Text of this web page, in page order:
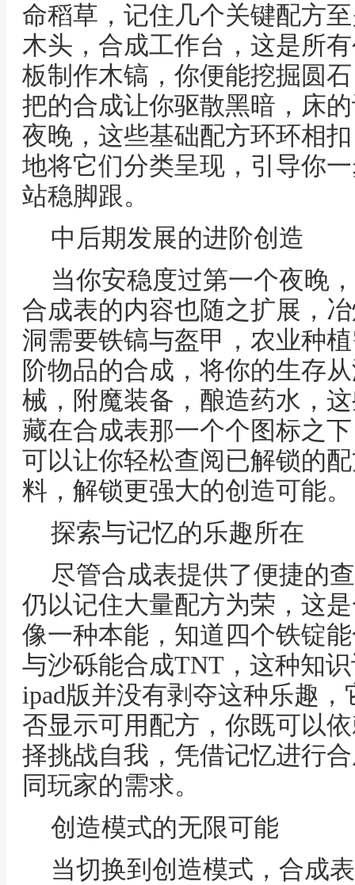
命稻草，记住几个关键配方
木头，合成工作台，这是所
板制作木镐，你便能挖掘圆
把的合成让你驱散黑暗，床
夜晚，这些基础配方环环相
地将它们分类呈现，引导你
站稳脚跟。
中后期发展的进阶创造
当你安稳度过第一个夜晚
合成表的内容也随之扩展，
洞需要铁镐与盔甲，农业种
阶物品的合成，将你的生存
械，附魔装备，酿造药水，
藏在合成表那一个个图标之
可以让你轻松查阅已解锁的
料，解锁更强大的创造可能。
探索与记忆的乐趣所在
尽管合成表提供了便捷的
仍以记住大量配方为荣，这
像一种本能，知道四个铁锭
与沙砾能合成TNT，这种知
ipad版并没有剥夺这种乐趣
否显示可用配方，你既可以
择挑战自我，凭借记忆进行
同玩家的需求。
创造模式的无限可能
当切换到创造模式，合成